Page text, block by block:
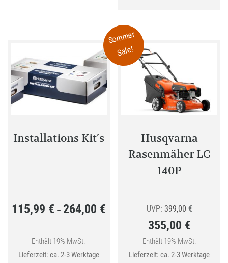
können
auf
gewählt
Installations Kit´s
115,99 € – 264,00 €Preisspanne:
264,00 €
Enthält 19% MwSt.
Lieferzeit: ca. 2-3 Werktage
Sommer
Sale!
Husqvarna
Rasenmäher LC
140P
UVP: 399,00€
war:
399,00 €
355,00 €
Aktueller
Preis
Enthält 19% MwSt.
Lieferzeit: ca. 2-3 Werktage